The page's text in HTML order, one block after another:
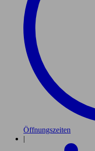
Öffnungszeiten
|